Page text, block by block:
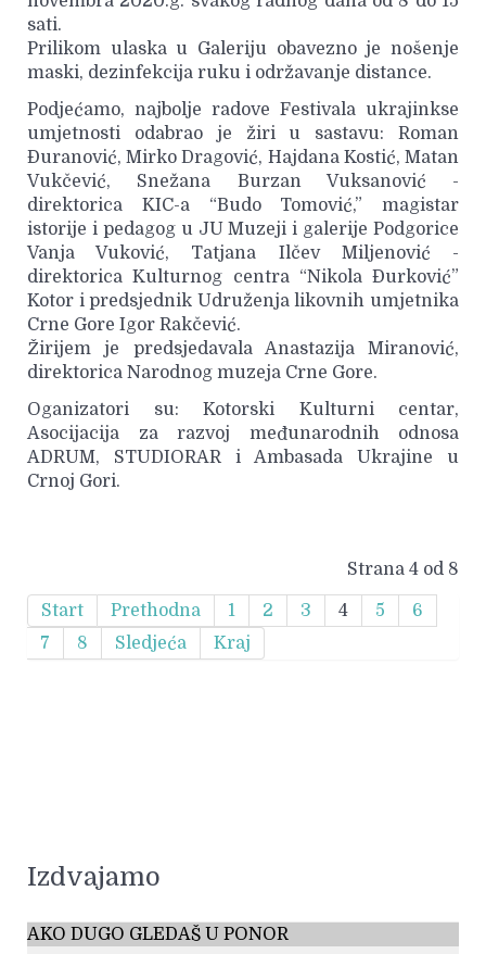
sati.
Prilikom ulaska u Galeriju obavezno je nošenje
maski, dezinfekcija ruku i održavanje distance.
Podjećamo, najbolje radove Festivala ukrajinkse
umjetnosti odabrao je žiri u sastavu: Roman
Đuranović, Mirko Dragović, Hajdana Kostić, Matan
Vukčević, Snežana Burzan Vuksanović -
direktorica KIC-a “Budo Tomović,” magistar
istorije i pedagog u JU Muzeji i galerije Podgorice
Vanja Vuković, Tatjana Ilčev Miljenović -
direktorica Kulturnog centra “Nikola Đurković”
Kotor i predsjednik Udruženja likovnih umjetnika
Crne Gore Igor Rakčević.
Žirijem je predsjedavala Anastazija Miranović,
direktorica Narodnog muzeja Crne Gore.
Oganizatori su: Kotorski Kulturni centar,
Asocijacija za razvoj međunarodnih odnosa
ADRUM, STUDIORAR i Ambasada Ukrajine u
Crnoj Gori.
Strana 4 od 8
Start Prethodna 1 2 3 4 5
6
7
8 Sledjeća Kraj
Izdvajamo
AKO DUGO GLEDAŠ U PONOR